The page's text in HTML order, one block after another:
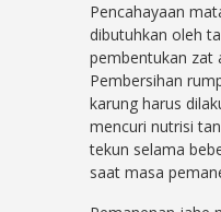
Pencahayaan
dibutuhkan oleh
pembentukan zat
Pembersihan
karung harus
mencuri nutrisi
tekun selama
saat masa